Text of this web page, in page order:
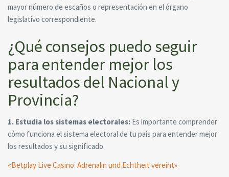
mayor número de escaños o representación en el órgano
legislativo correspondiente.
¿Qué consejos puedo seguir
para entender mejor los
resultados del Nacional y
Provincia?
1. Estudia los sistemas electorales: Es importante comprender
cómo funciona el sistema electoral de tu país para entender mejor
los resultados y su significado.
«Betplay Live Casino: Adrenalin und Echtheit vereint»